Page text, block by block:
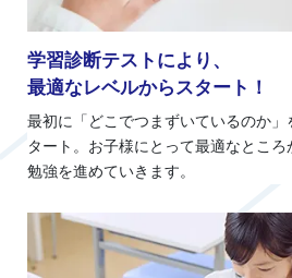
学習診断テストにより、
最適なレベルからスタート！
最初に「どこでつまずいているのか」
タート。お子様にとって最適なところ
勉強を進めていきます。